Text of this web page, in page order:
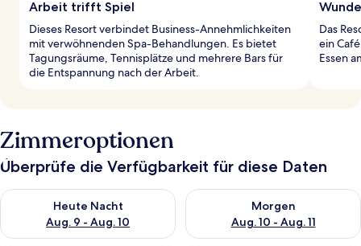
Arbeit trifft Spiel
Dieses Resort verbindet Business-Annehmlichkeiten
mit verwöhnenden Spa-Behandlungen. Es bietet
Tagungsräume, Tennisplätze und mehrere Bars für
die Entspannung nach der Arbeit.
Das
ein
Essen
Zimmeroptionen
Überprüfe die Verfügbarkeit für diese Daten
Heute Nacht
Aug. 9 - Aug. 10
Überprüfe die Verfügbarkeit für heute Nacht, Aug. 9 - Aug.
Morgen
Aug. 10 - Aug. 11
Überprüfe die Verfügbarkeit